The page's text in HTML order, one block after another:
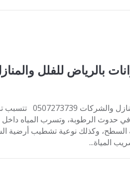
بالرياض للفلل
أفضل شركة عزل أسطح
الرطوبة، وتسرب المياه داخل
السطح، وكذلك نوعية تشطيب أرضية
المياة...